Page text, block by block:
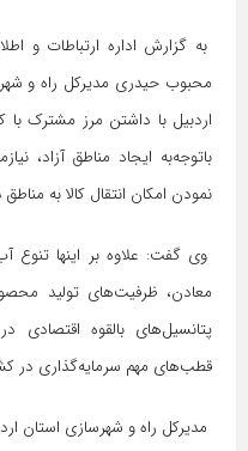
به گزارش اداره ارتباطات و
محبوب حیدری مدیرکل راه و
اردبیل با داشتن مرز مشترک
باتوجه‌به ایجاد مناطق آزاد،
نمودن امکان انتقال کالا به
وی گفت: علاوه بر اینها
معادن، ظرفیت‌های تولید
پتانسیل‌های بالقوه اقتصادی
قطب‌های مهم سرمایه‌گذاری در
مدیرکل راه و شهرسازی استان